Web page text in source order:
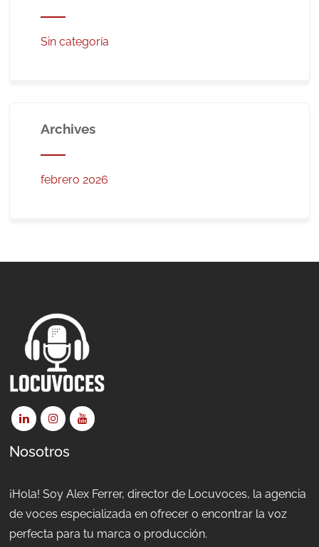
Sin categoría
Archives
febrero 2026
Nosotros
¡Hola! Soy Alex Ferrer, director de Locuvoces, la agencia
de voces especializada en ofrecer o encontrar la voz
perfecta para tu marca o producción.